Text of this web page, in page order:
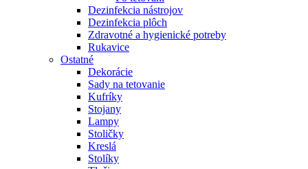
Dezinfekcia nástrojov
Dezinfekcia plôch
Zdravotné a hygienické potreby
Rukavice
Ostatné
Dekorácie
Sady na tetovanie
Kufríky
Stojany
Lampy
Stoličky
Kreslá
Stolíky